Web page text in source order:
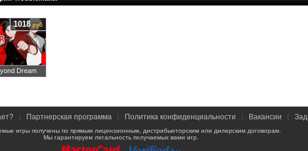
Dream
1018 руб
Партнерская программа Политика конфиденциальности Вакансии
игры получены по прямым лицензионным, дистрибьюторским или дилерским договорам.
Мы гарантируем легальность получаемых вами игр.